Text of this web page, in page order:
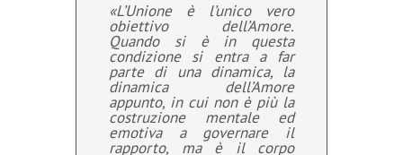
«L’Unione è l’unico vero
obiettivo dell’Amore.
Quando si è in questa
condizione si entra a far
parte di una dinamica, la
dinamica dell’Amore
appunto, in cui non è più la
costruzione mentale ed
emotiva a governare il
rapporto, ma è il corpo